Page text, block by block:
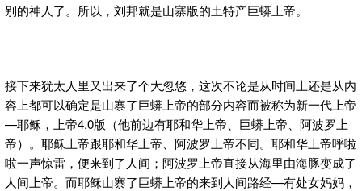
别的神人了。所以，刘邦就是山寨版的土特产巨蟒上帝。
接下来犹太人里又出来了个大忽悠，这次不论是从时间上还是从内
容上都可以确定是山寨了巨蟒上帝的部分内容而被称为新一代上帝
—耶稣，上帝4.0版（他前边有耶和华上帝、巨蟒上帝、阿波罗上
帝）。耶稣上帝跟耶和华上帝、阿波罗上帝不同。耶和华上帝呼啦
啦一声惊雷，便来到了人间；阿波罗上帝直接从海里由海豚变成了
人间上帝。而耶稣山寨了巨蟒上帝的来到人间路经—有处女妈妈，